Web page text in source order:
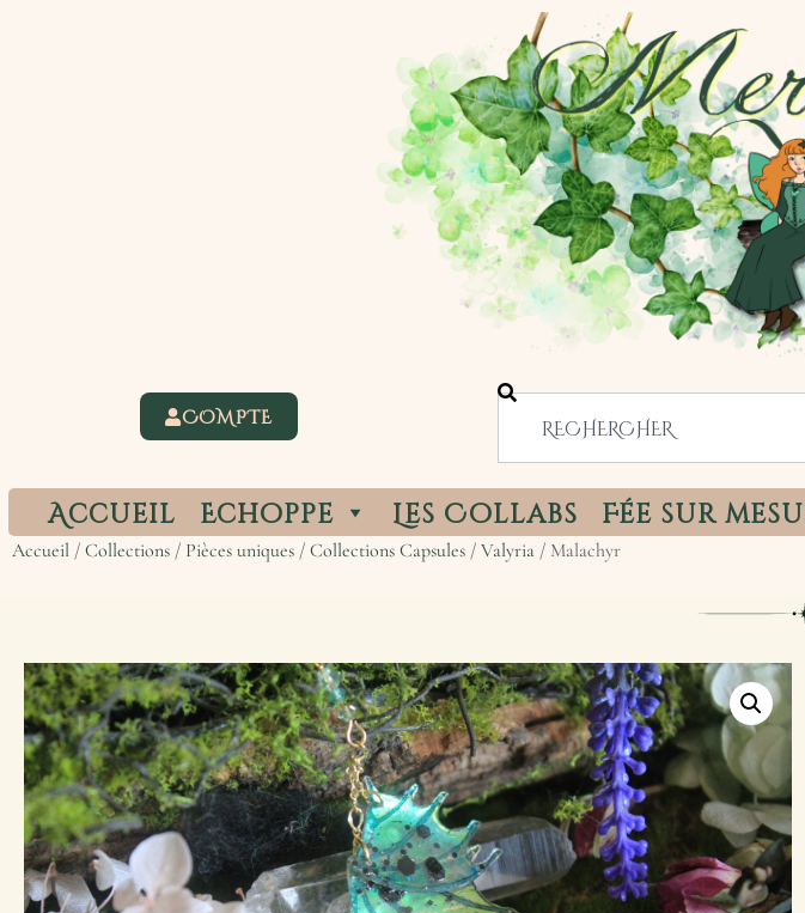
COMPTE
Accueil Echoppe Les Collabs Fée sur
Accueil / Collections / Pièces uniques / Collections Capsules / Valyria / Malachyr